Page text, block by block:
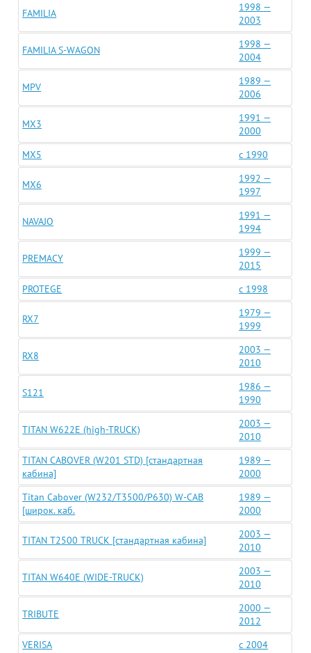
FAMILIA
1998 —
2003
FAMILIA S-WAGON
1998 —
2004
MPV
1989 —
2006
MX3
1991 —
2000
MX5
c 1990
MX6
1992 —
1997
NAVAJO
1991 —
1994
PREMACY
1999 —
2015
PROTEGE
c 1998
RX7
1979 —
1999
RX8
2003 —
2010
S121
1986 —
1990
TITAN W622E (high-TRUCK)
2003 —
2010
TITAN CABOVER (W201 STD) [стандартная
кабина]
1989 —
2000
Titan Cabover (W232/T3500/P630) W-CAB
[широк. каб.
1989 —
2000
TITAN T2500 TRUCK [стандартная кабина]
2003 —
2010
TITAN W640E (WIDE-TRUCK)
2003 —
2010
TRIBUTE
2000 —
2012
VERISA
c 2004